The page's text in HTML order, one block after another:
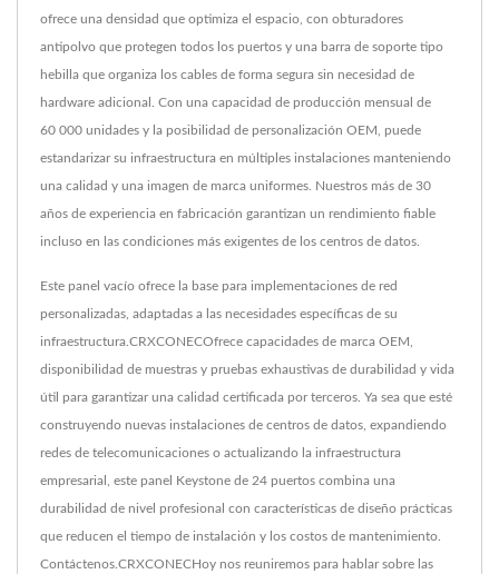
ofrece una densidad que optimiza el espacio, con obturadores
antipolvo que protegen todos los puertos y una barra de soporte tipo
hebilla que organiza los cables de forma segura sin necesidad de
hardware adicional. Con una capacidad de producción mensual de
60 000 unidades y la posibilidad de personalización OEM, puede
estandarizar su infraestructura en múltiples instalaciones manteniendo
una calidad y una imagen de marca uniformes. Nuestros más de 30
años de experiencia en fabricación garantizan un rendimiento fiable
incluso en las condiciones más exigentes de los centros de datos.
Este panel vacío ofrece la base para implementaciones de red
personalizadas, adaptadas a las necesidades específicas de su
infraestructura.CRXCONECOfrece capacidades de marca OEM,
disponibilidad de muestras y pruebas exhaustivas de durabilidad y vida
útil para garantizar una calidad certificada por terceros. Ya sea que esté
construyendo nuevas instalaciones de centros de datos, expandiendo
redes de telecomunicaciones o actualizando la infraestructura
empresarial, este panel Keystone de 24 puertos combina una
durabilidad de nivel profesional con características de diseño prácticas
que reducen el tiempo de instalación y los costos de mantenimiento.
Contáctenos.CRXCONECHoy nos reuniremos para hablar sobre las